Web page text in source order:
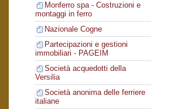
Monferro spa - Costruzioni e
montaggi in ferro
Nazionale Cogne
Partecipazioni e gestioni
immobiliari - PAGEIM
Società acquedotti della
Versilia
Società anonima delle ferriere
italiane